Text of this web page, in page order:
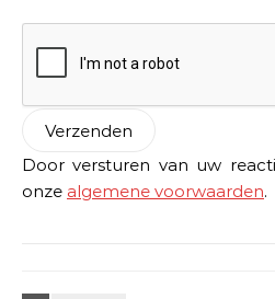
Door versturen van uw
onze algemene voorwaarden.